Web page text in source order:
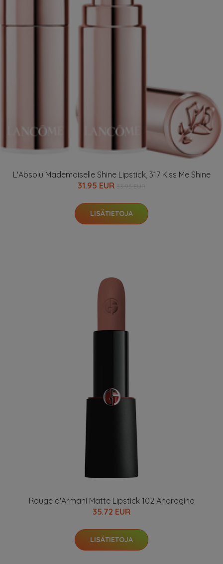
L'Absolu Mademoiselle Shine Lipstick, 317 Kiss Me Shine
31.95 EUR
LISÄTIETOJA
Rouge d'Armani Matte Lipstick 102 Androgino
35.72 EUR
LISÄTIETOJA